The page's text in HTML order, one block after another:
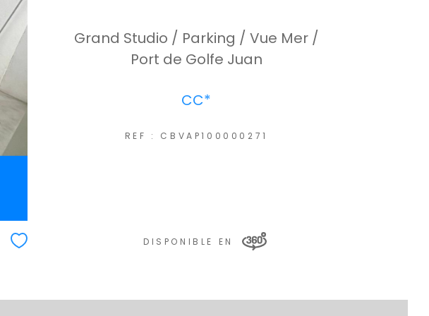
Grand Studio / Parking / Vue Mer /
Port de Golfe Juan
CC*
REF : CBVAP100000271
DISPONIBLE EN